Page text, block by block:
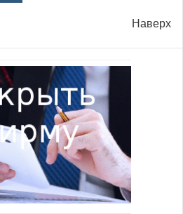
Наверх